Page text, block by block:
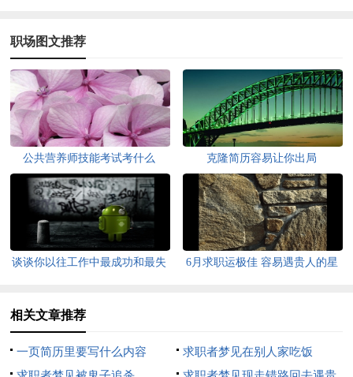
职场图文推荐
公共营养师技能考试考什么 克隆简历容易让你出局
谈谈你以往工作中最成功和最失
6月求职运极佳 容易遇贵人的星
相关文章推荐
一页简历里要写什么内容
求职者梦见在别人家吃饭